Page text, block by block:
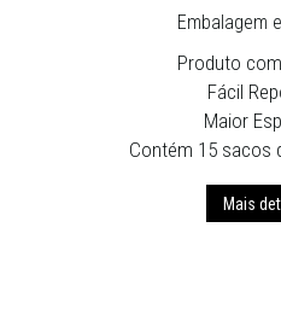
Embalagem
Produto
Fácil
Maior
Contém 15 sacos
Mais